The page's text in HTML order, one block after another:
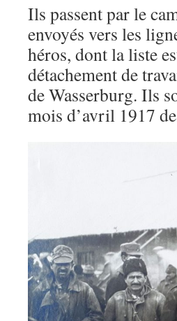
Ils passent par le
envoyés vers les
héros, dont la liste
détachement de
de Wasserburg. Ils
mois d’avril 1917